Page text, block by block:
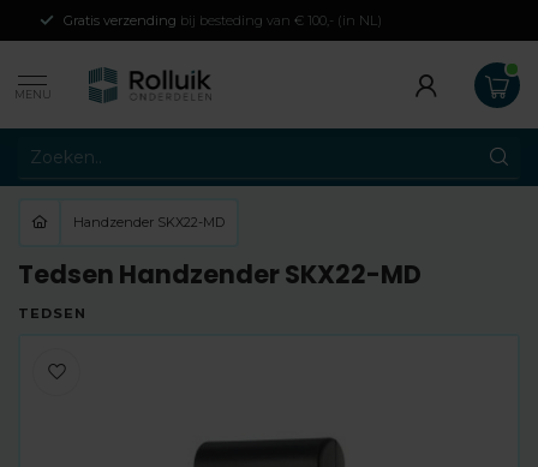
Gratis verzending bij besteding van € 100,- (in NL)
MENU
Handzender SKX22-MD
Tedsen Handzender SKX22-MD
TEDSEN